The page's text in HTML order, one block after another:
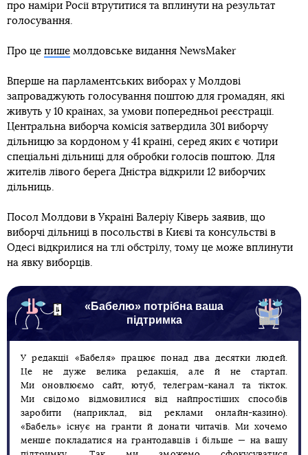
про наміри Росії втрутитися та вплинути на результат
голосування.
Про це пише молдовське видання NewsMaker
Вперше на парламентських виборах у Молдові
запроваджують голосування поштою для громадян, які
живуть у 10 країнах, за умови попередньої реєстрації.
Центральна виборча комісія затвердила 301 виборчу
дільницю за кордоном у 41 країні, серед яких є чотири
спеціальні дільниці для обробки голосів поштою. Для
жителів лівого берега Дністра відкрили 12 виборчих
дільниць.
Посол Молдови в Україні Валеріу Ківерь заявив, що
виборчі дільниці в посольстві в Києві та консульстві в
Одесі відкрилися на тлі обстрілу, тому це може вплинути
на явку виборців.
«Бабелю» потрібна ваша
підтримка
У редакції «Бабеля» працює понад два десятки людей.
Це не дуже велика редакція, але й не стартап.
Ми оновлюємо сайт, ютуб, телеграм-канал та тікток.
Ми свідомо відмовилися від найпростіших способів
заробити (наприклад, від реклами онлайн-казино).
«Бабель» існує на гранти й донати читачів. Ми хочемо
менше покладатися на грантодавців і більше — на вашу